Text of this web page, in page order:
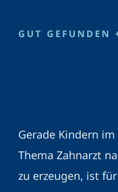
GUT GEFUNDEN
Gerade Kindern
Thema Zahnarzt
zu erzeugen, ist